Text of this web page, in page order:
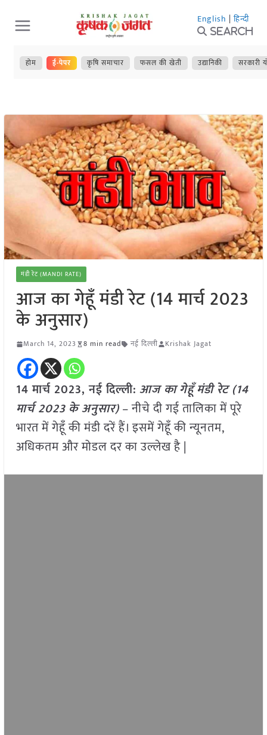
Skip
to
content
English | हिन्दी
Search
होम ई-पेपर कृषि समाचार फसल की खेती उद्यानिकी सरकारी
मंडी रेट (MANDI RATE)
आज का गेहूँ मंडी रेट (14 मार्च 2023
के अनुसार)
March 14, 2023 8 min read नई दिल्ली Krishak Jagat
14 मार्च 2023, नई दिल्ली: आज का गेहूँमंडी रेट (14
मार्च 2023 के अनुसार)– नीचे दी गई तालिका में पूरे
भारत में गेहूँ की मंडी दरें हैं। इसमें गेहूँ की न्यूनतम,
अधिकतम और मोडल दर का उल्लेख है |